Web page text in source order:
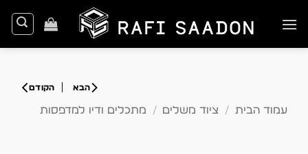
to
עמוד הבית / ציוד משלים / מתכלים ודיו למדפסות